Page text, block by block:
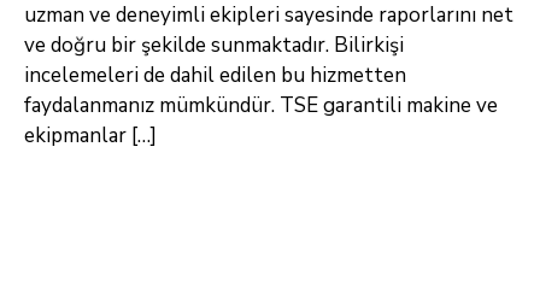
uzman ve deneyimli ekipleri sayesinde raporlarını net
ve doğru bir şekilde sunmaktadır. Bilirkişi
incelemeleri de dahil edilen bu hizmetten
faydalanmanız mümkündür. TSE garantili makine ve
ekipmanlar […]